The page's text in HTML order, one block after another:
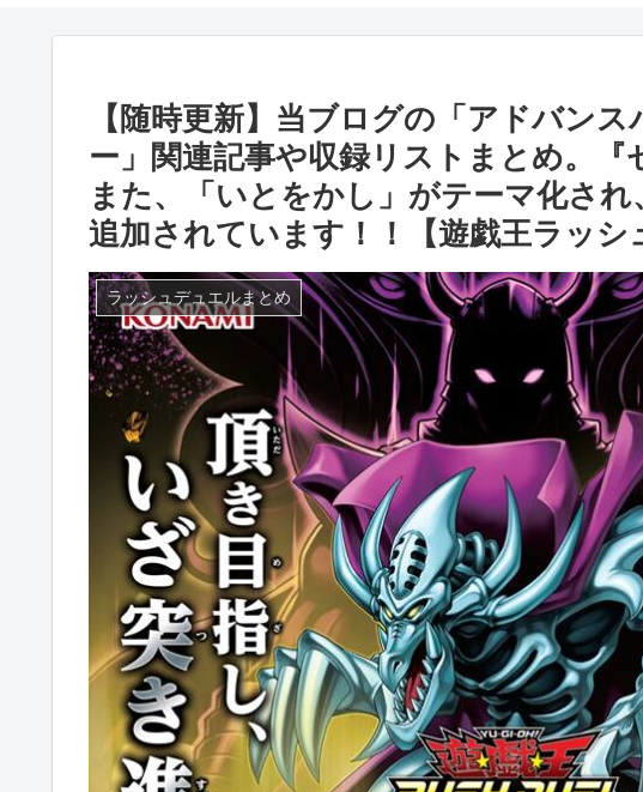
【随時更新】当ブログの「アドバン
ー」関連記事や収録リストまとめ。『
また、「いとをかし」がテーマ化さ
追加されています！！【遊戯王ラッシ
ラッシュデュエルまとめ